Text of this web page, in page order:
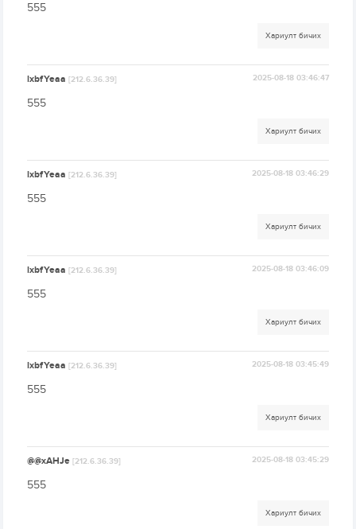
555
Хариулт бичих
lxbfYeaa[212.6.36.39] 2025-08-18 03:46:47
555
Хариулт бичих
lxbfYeaa[212.6.36.39] 2025-08-18 03:46:29
555
Хариулт бичих
lxbfYeaa[212.6.36.39] 2025-08-18 03:46:09
555
Хариулт бичих
lxbfYeaa[212.6.36.39] 2025-08-18 03:45:49
555
Хариулт бичих
@@xAHJe[212.6.36.39] 2025-08-18 03:45:29
555
Хариулт бичих